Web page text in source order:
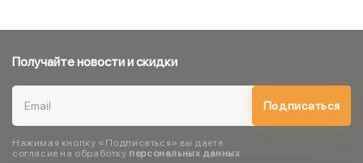
Получайте новости и скидки
Подписаться
Нажимая кнопку «Подписаться» вы даете
согласие на обработку персональных данных